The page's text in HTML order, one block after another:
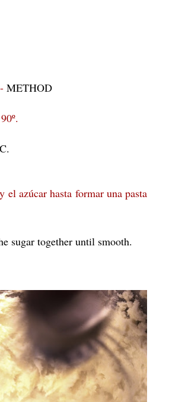
-METHOD
azúcar hasta formar una pasta
sugar together until smooth.